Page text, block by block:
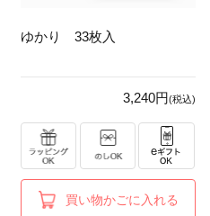
ゆかり 33枚入
3,240円(税込)
買い物かごに入れる